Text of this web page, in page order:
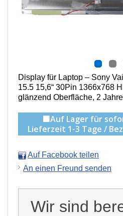
Display für Laptop – Sony
15.5 15,6“ 30Pin 1366x768
g länzend Oberfläche, 2
🟩Auf Lager für
Lieferzeit 1-3 Tage /
Auf Facebook teilen
An einen Freund senden
Wir sind